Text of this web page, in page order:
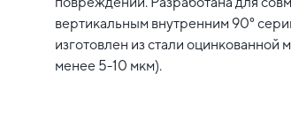
вертикальным внутренним 90°
изготовлен из стали
менее 5-10 мкм).